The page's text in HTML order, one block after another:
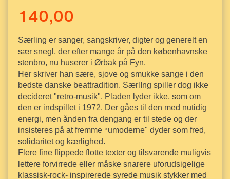
140,00
Særling er sanger, sangskriver, digter og generelt en
sær snegl, der efter mange år på den københavnske
stenbro, nu huserer i Ørbak på Fyn.
Her skriver han sære, sjove og smukke sange i den
bedste danske beattradition. SærlIng spiller dog ikke
decideret "retro-musik". Pladen lyder ikke, som om
den er indspillet i 1972. Der gåes til den med nutidig
energi, men ånden fra dengang er til stede og der
insisteres på at fremme “umoderne" dyder som fred,
solidaritet og kærlighed.
Flere fine flippede flotte texter og tilsvarende muligvis
lettere forvirrede eller måske snarere uforudsigelige
klassisk-rock- inspirerede syrede musik stykker med